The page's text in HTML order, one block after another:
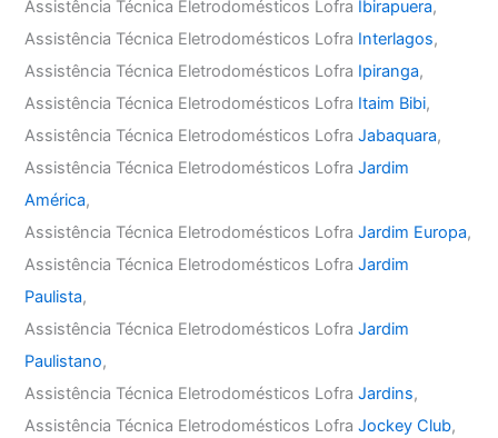
Assistência Técnica Eletrodomésticos Lofra Ibirapuera,
Assistência Técnica Eletrodomésticos Lofra Interlagos,
Assistência Técnica Eletrodomésticos Lofra Ipiranga,
Assistência Técnica Eletrodomésticos Lofra Itaim Bibi,
Assistência Técnica Eletrodomésticos LofraJabaquara,
Assistência Técnica Eletrodomésticos LofraJardim
América,
Assistência Técnica Eletrodomésticos LofraJardim Europa,
Assistência Técnica Eletrodomésticos LofraJardim
Paulista,
Assistência Técnica Eletrodomésticos LofraJardim
Paulistano,
Assistência Técnica Eletrodomésticos LofraJardins,
Assistência Técnica Eletrodomésticos LofraJockey Club,